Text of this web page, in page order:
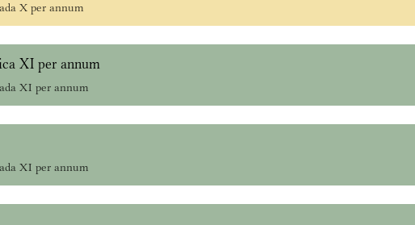
X per annum
XI per annum
XI per annum
XI per annum